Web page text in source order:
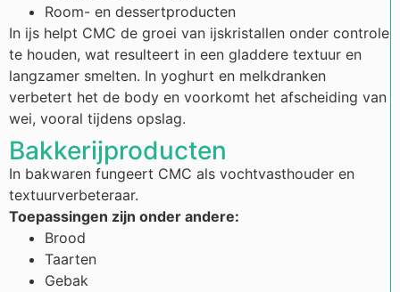
Room- en dessertproducten
In ijs helpt CMC de groei van ijskristallen onder controle
te houden, wat resulteert in een gladdere textuur en
langzamer smelten. In yoghurt en melkdranken
verbetert het de body en voorkomt het afscheiding van
wei, vooral tijdens opslag.
Bakkerijproducten
In bakwaren fungeert CMC als vochtvasthouder en
textuurverbeteraar.
Toepassingen zijn onder andere:
Brood
Taarten
Gebak